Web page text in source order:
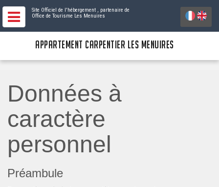
Site Officiel de l'hébergement , partenaire de
Office de Tourisme Les Menuires
APPARTEMENT CARPENTIER LES MENUIRES
Données à
caractère
personnel
Préambule